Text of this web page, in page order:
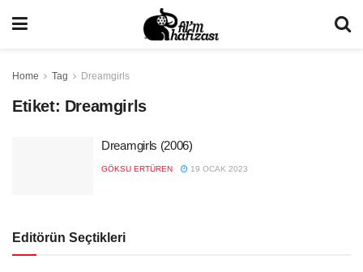
Home Tag Dreamgirls
Etiket: Dreamgirls
Dreamgirls (2006)
GÖKSU ERTÜREN 19 OCAK 2023
Editörün Seçtikleri